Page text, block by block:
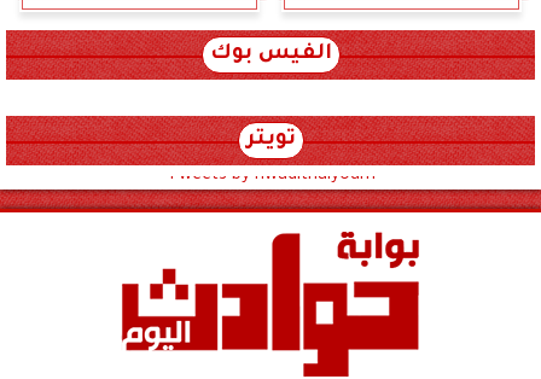
الفيس بوك
تويتر
Tweets by hwadithalyoum